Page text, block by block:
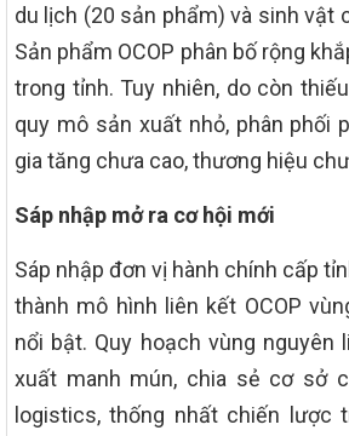
du lịch (20 sản phẩm) và sinh vật
Sản phẩm OCOP phân bố rộng
trong tỉnh. Tuy nhiên, do còn
quy mô sản xuất nhỏ, phân phối
gia tăng chưa cao, thương hiệu
Sáp nhập mở ra cơ hội mới
Sáp nhập đơn vị hành chính cấp
thành mô hình liên kết OCOP
nổi bật. Quy hoạch vùng nguyên
xuất manh mún, chia sẻ cơ sở
logistics, thống nhất chiến lược